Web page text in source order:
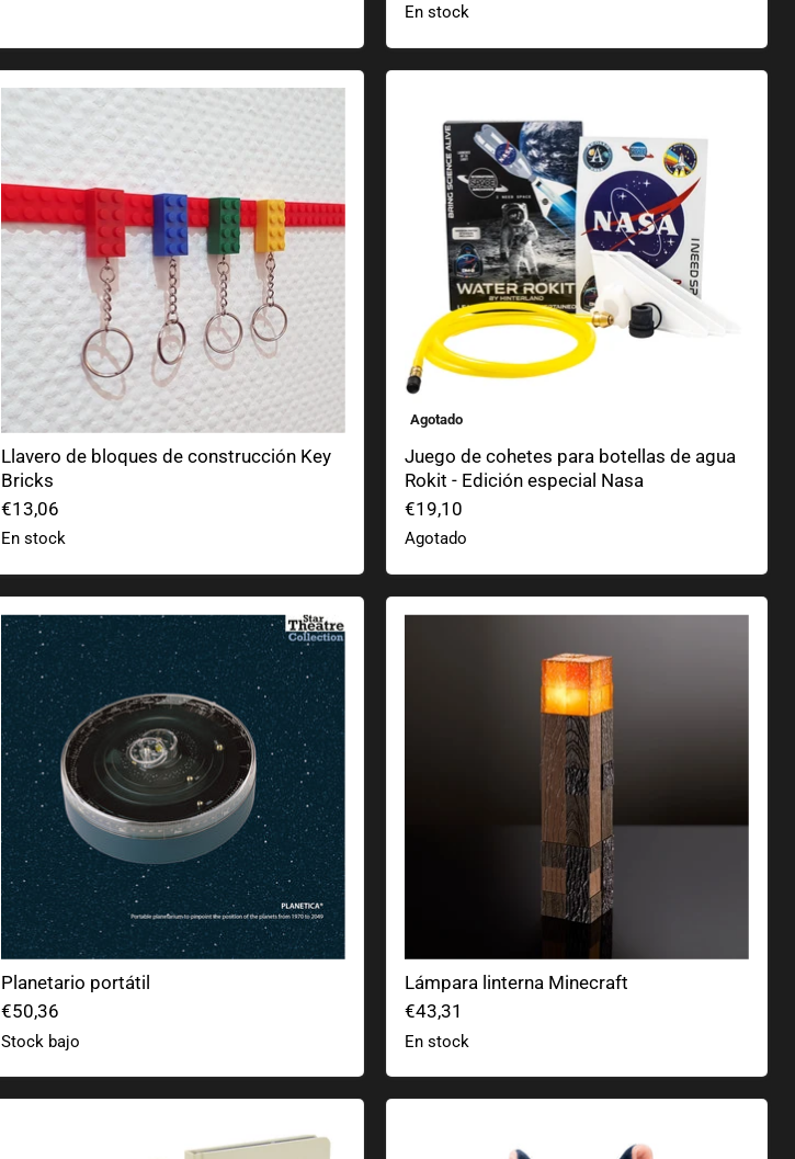
En stock
Llavero de bloques de construcción Key Bricks
Llavero de bloques de construcción Key
Bricks
€13,06
En stock
Agotado
Juego de cohetes para botellas de agua
Rokit - Edición especial Nasa
€19,10
Agotado
Planetario portátil
Planetario portátil
€50,36
Stock bajo
Lámpara linterna Minecraft
€43,31
En stock